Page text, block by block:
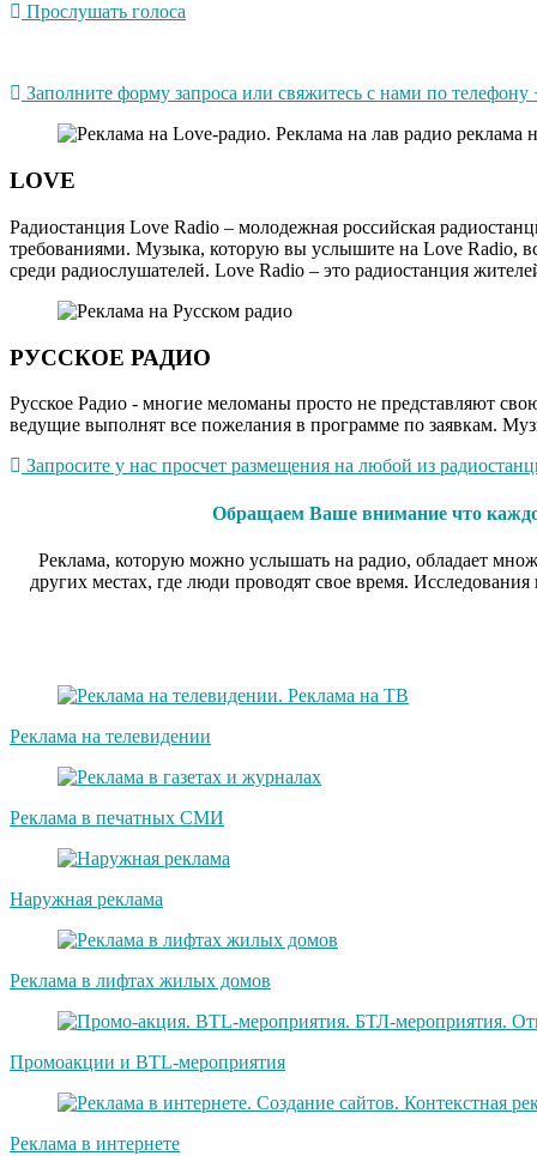
Прослушать голоса
Заполните форму запроса или свяжитесь с нами по
LOVE
Радиостанция Love Radio – молодежная российская
требованиями. Музыка, которую вы услышите на Love Radio,
среди радиослушателей. Love Radio – это радиостанция
РУССКОЕ РАДИО
Русское Радио - многие меломаны просто не представляют
ведущие выполнят все пожелания в программе по заявкам.
Запросите у нас просчет размещения на любой из
Обращаем Ваше внимание что
Реклама, которую можно услышать на радио, обладает
других местах, где люди проводят свое время.
Реклама на телевидении
Реклама в печатных СМИ
Наружная реклама
Реклама в лифтах жилых домов
Промоакции и BTL-мероприятия
Реклама в интернете